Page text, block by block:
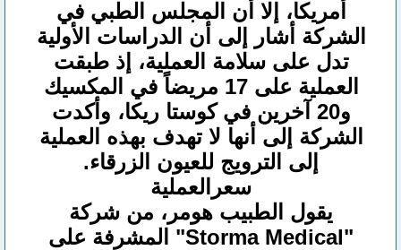
أمريكا، إلا أن المجلس الطبي في
الشركة أشار إلى أن الدراسات الأولية
تدل على سلامة العملية، إذ طبقت
العملية على 17 مريضاً في المكسيك
و20 آخرين في كوستا ريكا، وأكدت
الشركة إلى أنها لا تهدف بهذه العملية
إلى الترويج للعيون الزرقاء.
سعر العملية
يقول الطبيب هومر، من شركة
"Storma Medical" المشرفة على